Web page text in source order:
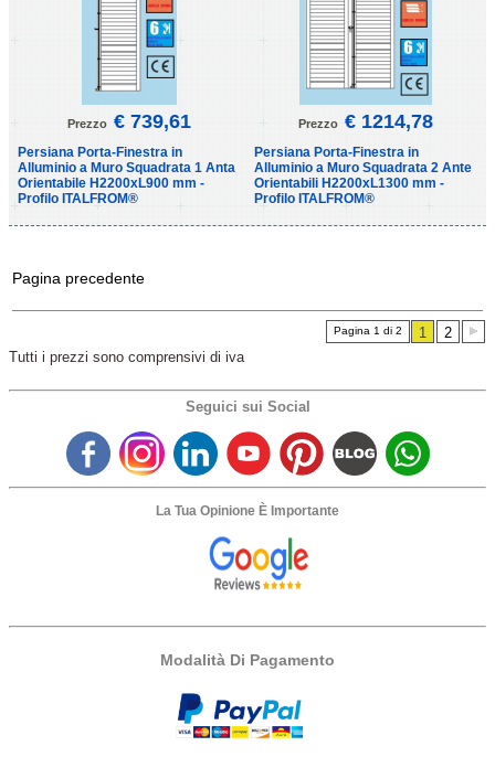
Prezzo € 739,61
Persiana Porta-Finestra in
Alluminio a Muro Squadrata 1 Anta
Orientabile H2200xL900 mm -
Profilo ITALFROM®
Prezzo € 1214,78
Persiana Porta-Finestra in
Alluminio a Muro Squadrata 2 Ante
Orientabili H2200xL1300 mm -
Profilo ITALFROM®
Pagina precedente
Pagina 1 di 2 1
2
Tutti i prezzi sono comprensivi di iva
Seguici sui Social
La Tua Opinione È Importante
Modalità Di Pagamento